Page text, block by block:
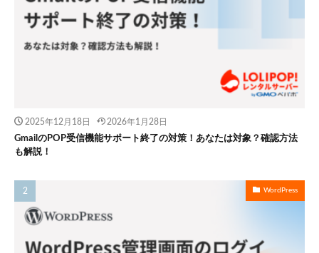
2025年12月18日 2026年1月28日
GmailのPOP受信機能サポート終了の対策！あなたは対象？確認方法
も解説！
WordPress